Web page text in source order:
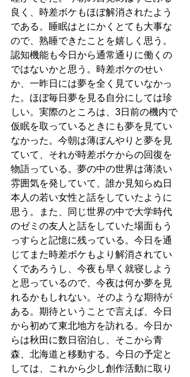
良く、時差ボケもほぼ解消されたよう
である。睡眠はとにかくとても大事な
ので、熟睡できたことを嬉しく思う。
認知機能も今日から通常通りに働くの
ではないかと思う。時差ボケのせい
か、一昨日には夢を全く見ていなかっ
た。ほぼ毎日夢を見る自分にしては珍
しい。実際のところは、3日前の機内で
仮眠を取っているときにも夢を見てい
なかった。今朝は薄ぼんやりと夢を見
ていて、それが時差ボケからの回復を
物語っている。夢の中の世界は薄淡い
雰囲気を発していて、誰か見知らぬ日
本人の若い女性と話をしていたように
思う。また、同じ世界の中で大学時代
のゼミの友人と話をしていた場面もう
っすらと記憶に残っている。今日を通
じてまた時差ボケもより解消されてい
くであろうし、今夜も早く就寝しよう
と思っているので、今夜は何か夢を見
れるかもしれない。そのような期待が
ある。期待ということで言えば、今日
から初めて東北地方を訪れる。今日か
らは秋田に数日宿泊し、そこから青
森、北海道と移動する。今日の予定と
しては、これから少し創作活動に取り